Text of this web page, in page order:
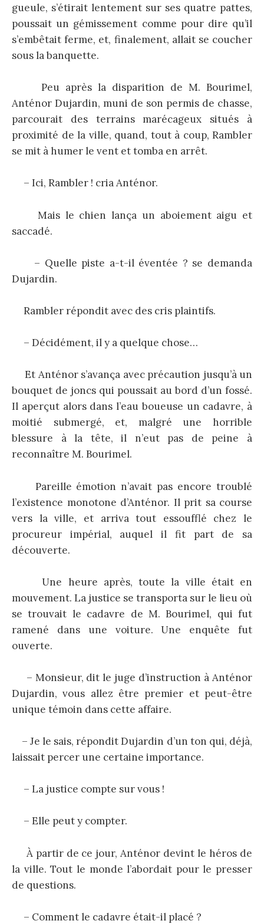
gueule, s’étirait lentement sur ses quatre pattes,
poussait un gémissement comme pour dire qu’il
s’embêtait ferme, et, finalement, allait se coucher
sous la banquette.
Peu après la disparition de M. Bourimel,
Anténor Dujardin, muni de son permis de chasse,
parcourait des terrains marécageux situés à
proximité de la ville, quand, tout à coup, Rambler
se mit à humer le vent et tomba en arrêt.
– Ici, Rambler ! cria Anténor.
Mais le chien lança un aboiement aigu et
saccadé.
– Quelle piste a-t-il éventée ? se demanda
Dujardin.
Rambler répondit avec des cris plaintifs.
– Décidément, il y a quelque chose…
Et Anténor s’avança avec précaution jusqu’à un
bouquet de joncs qui poussait au bord d’un fossé.
Il aperçut alors dans l’eau boueuse un cadavre, à
moitié submergé, et, malgré une horrible
blessure à la tête, il n’eut pas de peine à
reconnaître M. Bourimel.
Pareille émotion n’avait pas encore troublé
l’existence monotone d’Anténor. Il prit sa course
vers la ville, et arriva tout essoufflé chez le
procureur impérial, auquel il fit part de sa
découverte.
Une heure après, toute la ville était en
mouvement. La justice se transporta sur le lieu où
se trouvait le cadavre de M. Bourimel, qui fut
ramené dans une voiture. Une enquête fut
ouverte.
– Monsieur, dit le juge d’instruction à Anténor
Dujardin, vous allez être premier et peut-être
unique témoin dans cette affaire.
– Je le sais, répondit Dujardin d’un ton qui, déjà,
laissait percer une certaine importance.
– La justice compte sur vous !
– Elle peut y compter.
À partir de ce jour, Anténor devint le héros de
la ville. Tout le monde l’abordait pour le presser
de questions.
– Comment le cadavre était-il placé ?